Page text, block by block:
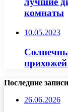
комнаты
10.05.2023
Последние записи
26.06.2026